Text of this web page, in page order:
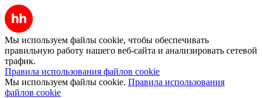
Мы используем файлы cookie, чтобы обеспечивать
правильную работу нашего веб-сайта и анализировать сетевой
трафик.
Правила использования файлов cookie
Мы используем файлы cookie. Правила использования
файлов cookie